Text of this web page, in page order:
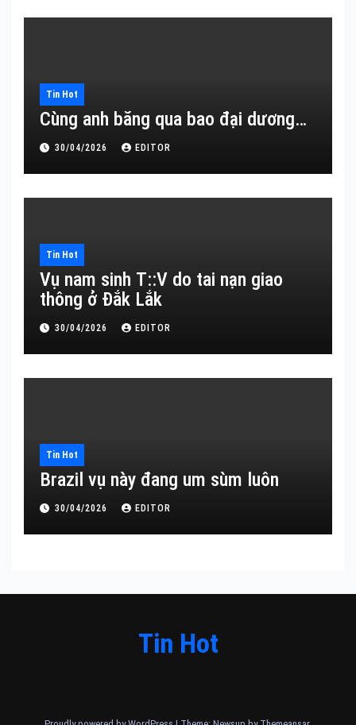
Tin Hot
Cùng anh băng qua bao đại dương…
30/04/2026 EDITOR
Tin Hot
Vụ nam sinh T::V do tai nạn giao
thông ở Đắk Lắk
30/04/2026 EDITOR
Tin Hot
Brazil vụ này đang um sùm luôn
30/04/2026 EDITOR
Tin Hot